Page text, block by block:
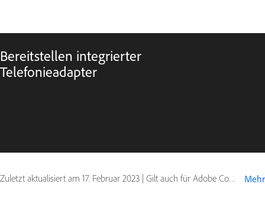
Bereitstellen integrierter
Telefonieadapter
Zuletzt aktualisiert am 17. Februar 2023 | Gilt auch für Adobe Connect 10, Adobe Connect 9 Mehr